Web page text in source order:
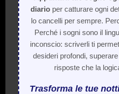
diarioper catturare ogni
lo cancelli per sempre.
Perché i sogni sono il
inconscio: scriverli ti
desideri profondi,
risposte che la
Trasforma le tue